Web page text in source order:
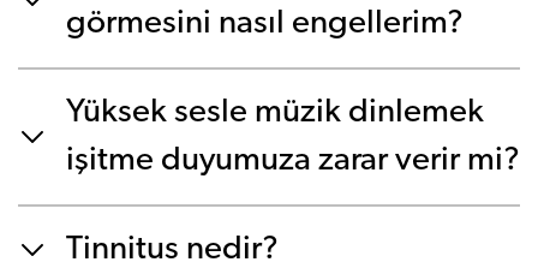
görmesini nasıl engellerim?
Yüksek sesle müzik dinlemek
işitme duyumuza zarar verir mi?
Tinnitus nedir?